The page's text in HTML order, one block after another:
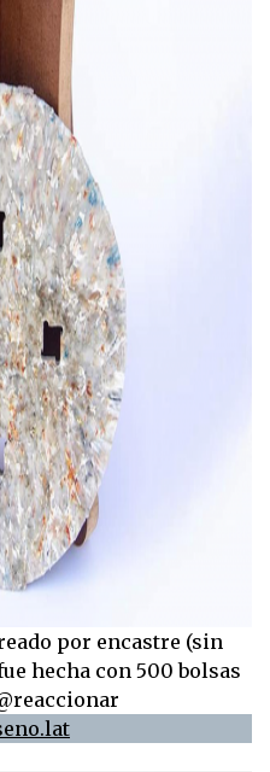
por encastre (sin
hecha con 500 bolsas